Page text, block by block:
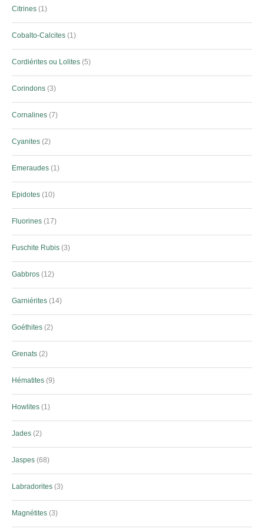
Citrines 1
Cobalto-Calcites 1
Cordiérites ou Lolites 5
Corindons 3
Cornalines 7
Cyanites 2
Emeraudes 1
Epidotes 10
Fluorines 17
Fuschite Rubis 3
Gabbros 12
Garniérites 14
Goéthites 2
Grenats 2
Hématites 9
Howlites 1
Jades 2
Jaspes 68
Labradorites 3
Magnétites 3